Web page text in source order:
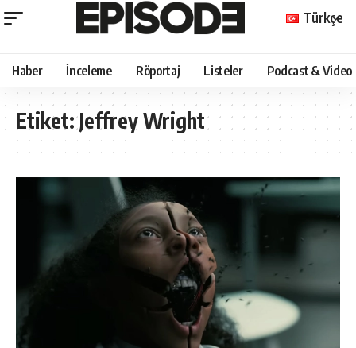
Türkçe
Haber İnceleme Röportaj Listeler Podcast & Video
Etiket:Jeffrey Wright